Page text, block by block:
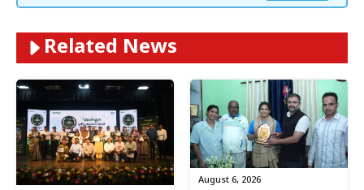
Related News
August 6, 2026